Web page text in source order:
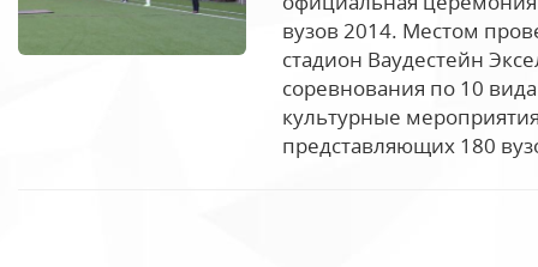
вузов 2014. Местом
стадион Ваудестейн
соревнования по 10
культурные
представляющих 180